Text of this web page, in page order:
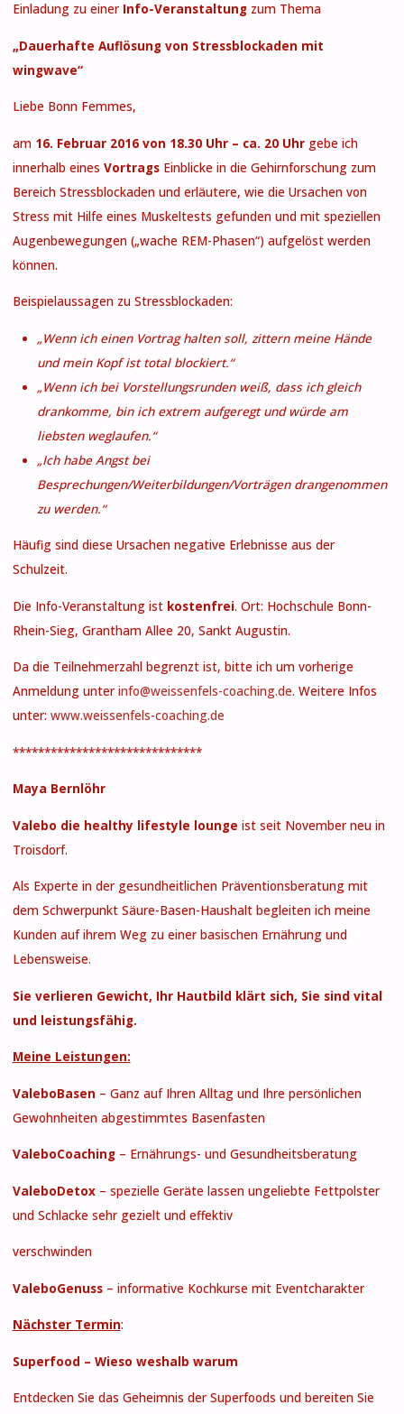
Einladung zu einer Info-Veranstaltung zum Thema
„Dauerhafte Auflösung von Stressblockaden mit
wingwave“
Liebe Bonn Femmes,
am 16. Februar 2016 von 18.30 Uhr – ca. 20 Uhrgebe ich
innerhalb eines VortragsEinblicke in die Gehirnforschung zum
Bereich Stressblockaden und erläutere, wie die Ursachen von
Stress mit Hilfe eines Muskeltests gefunden und mit speziellen
Augenbewegungen („wache REM-Phasen“) aufgelöst werden
können.
Beispielaussagen zu Stressblockaden:
„Wenn ich einen Vortrag halten soll, zittern meine Hände
und mein Kopf ist total blockiert.“
„Wenn ich bei Vorstellungsrunden weiß, dass ich gleich
drankomme, bin ich extrem aufgeregt und würde am
liebsten weglaufen.“
„Ich habe Angst bei
Besprechungen/Weiterbildungen/Vorträgen drangenommen
zu werden.“
Häufig sind diese Ursachen negative Erlebnisse aus der
Schulzeit.
Die Info-Veranstaltung ist kostenfrei. Ort: Hochschule Bonn-
Rhein-Sieg, Grantham Allee 20, Sankt Augustin.
Da die Teilnehmerzahl begrenzt ist, bitte ich um vorherige
Anmeldung unter info@weissenfels-coaching.de. Weitere Infos
unter: www.weissenfels-coaching.de
******************************
Maya Bernlöhr
Valebo die healthy lifestyle lounge ist seit November neu in
Troisdorf.
Als Experte in der gesundheitlichen Präventionsberatung mit
dem Schwerpunkt Säure-Basen-Haushalt begleiten ich meine
Kunden auf ihrem Weg zu einer basischen Ernährung und
Lebensweise.
Sie verlieren Gewicht, Ihr Hautbild klärt sich, Sie sind vital
und leistungsfähig.
Meine Leistungen:
ValeboBasen – Ganz auf Ihren Alltag und Ihre persönlichen
Gewohnheiten abgestimmtes Basenfasten
ValeboCoaching – Ernährungs- und Gesundheitsberatung
ValeboDetox– spezielle Geräte lassen ungeliebte Fettpolster
und Schlacke sehr gezielt und effektiv
verschwinden
ValeboGenuss– informative Kochkurse mit Eventcharakter
Nächster Termin:
Superfood – Wieso weshalb warum
Entdecken Sie das Geheimnis der Superfoods und bereiten Sie